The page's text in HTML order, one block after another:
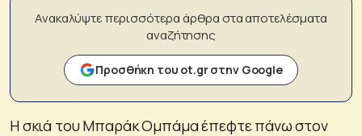
Ανακαλύψτε περισσότερα άρθρα στα αποτελέσματα
αναζήτησης
Προσθήκη του ot.gr στην Google
Η σκιά του Μπαράκ Ομπάμα έπεφτε πάνω στον